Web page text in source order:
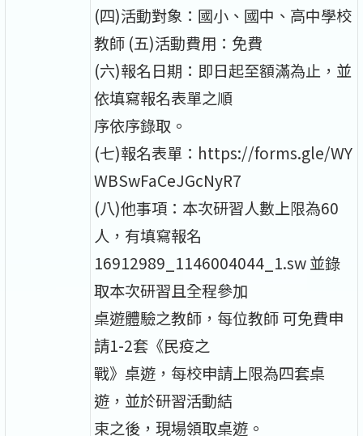
(四)活動對象：國小、國中、高中學校
教師 (五)活動費用：免費
(六)報名日期：即日起至額滿為止，並
依填寫報名表單之順
序依序錄取。
(七)報名表單：https://forms.gle/WY
WBSwFaCeJGcNyR7
(八)他事項：本次研習人數上限為60
人，有填寫報名
16912989_1146004044_1.sw 並錄
取本次研習且全程參加
桌遊體驗之教師，每位教師 可免費申
請1-2套《民疫之
戰》桌遊，每校申請上限為四套桌
遊，並於研習活動結
束之後，現場領取桌遊。